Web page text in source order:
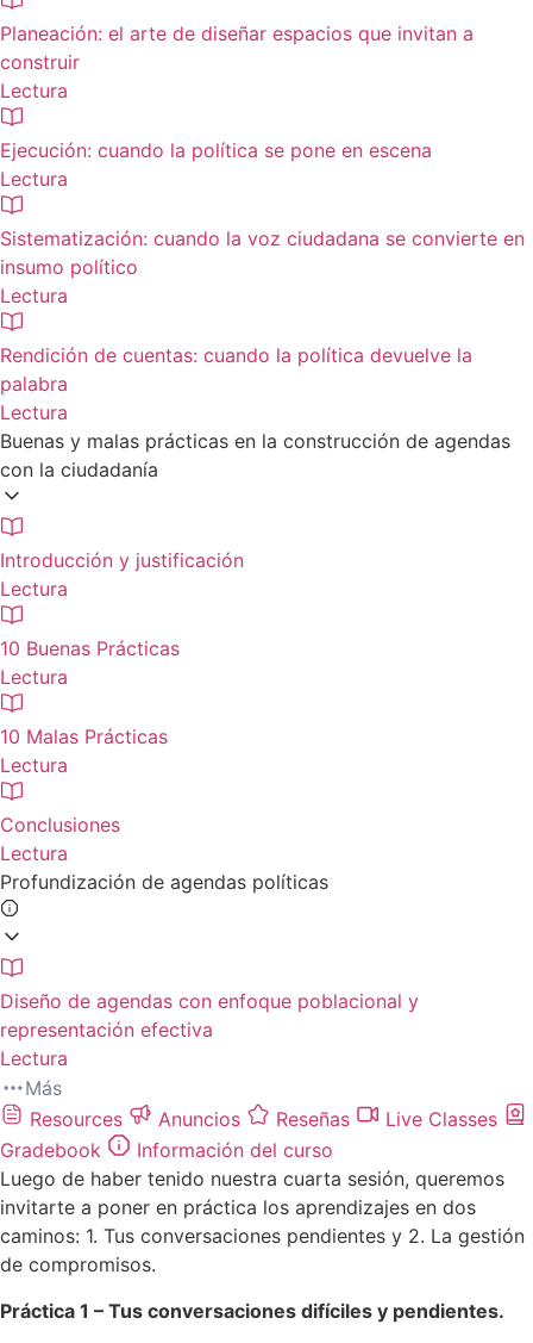
Planeación: el arte de diseñar espacios que invitan a
construir
Lectura
Ejecución: cuando la política se pone en escena
Lectura
Sistematización: cuando la voz ciudadana se convierte en
insumo político
Lectura
Rendición de cuentas: cuando la política devuelve la
palabra
Lectura
Buenas y malas prácticas en la construcción de agendas
con la ciudadanía
Introducción y justificación
Lectura
10 Buenas Prácticas
Lectura
10 Malas Prácticas
Lectura
Conclusiones
Lectura
Profundización de agendas políticas
Diseño de agendas con enfoque poblacional y
representación efectiva
Lectura
Más
Resources
Anuncios Reseñas
Live Classes
Gradebook
Información del curso
Luego de haber tenido nuestra cuarta sesión, queremos
invitarte a poner en práctica los aprendizajes en dos
caminos: 1. Tus conversaciones pendientes y 2. La gestión
de compromisos.
Práctica 1 – Tus conversaciones difíciles y pendientes.